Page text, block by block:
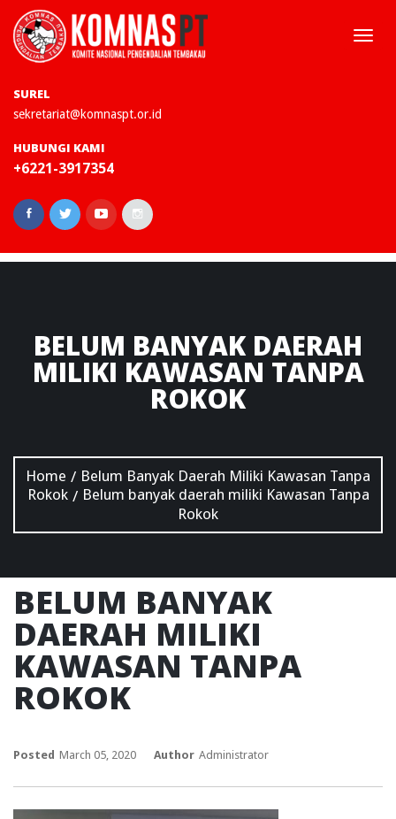
SUREL
sekretariat@komnaspt.or.id
HUBUNGI KAMI
+6221-3917354
BELUM BANYAK DAERAH
MILIKI KAWASAN TANPA
ROKOK
Home / Belum Banyak Daerah Miliki Kawasan Tanpa
Rokok / Belum banyak daerah miliki Kawasan Tanpa
Rokok
BELUM BANYAK
DAERAH MILIKI
KAWASAN TANPA
ROKOK
Posted March 05, 2020 Author Administrator